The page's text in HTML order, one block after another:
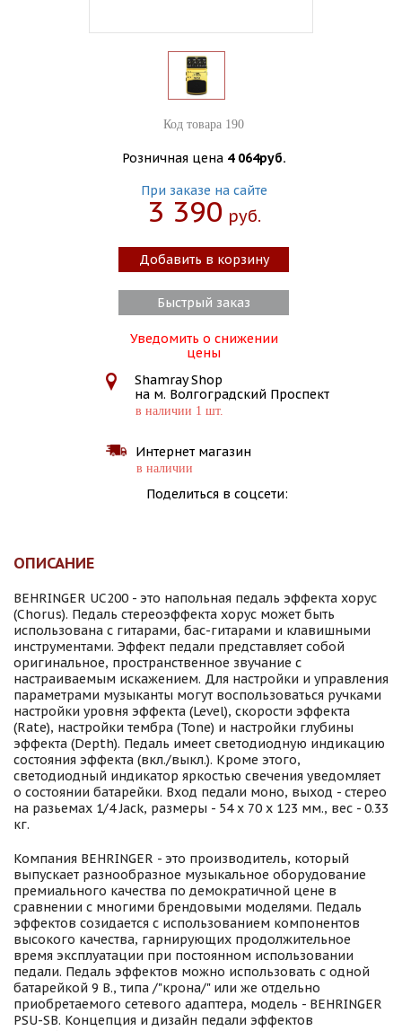
Код товара 190
Розничная цена 4 064руб.
При заказе на сайте
3 390 Руб.
Добавить в корзину
Быстрый заказ
Уведомить о снижении
цены
Shamray Shop
на м. Волгоградский Проспект
в наличии 1 шт.
Интернет магазин
в наличии
Поделиться в соцсети:
ОПИСАНИЕ
BEHRINGER UC200 - это напольная педаль эффекта хорус
(Chorus). Педаль стереоэффекта хорус может быть
использована с гитарами, бас-гитарами и клавишными
инструментами. Эффект педали представляет собой
оригинальное, пространственное звучание с
настраиваемым искажением. Для настройки и управления
параметрами музыканты могут воспользоваться ручками
настройки уровня эффекта (Level), скорости эффекта
(Rate), настройки тембра (Tone) и настройки глубины
эффекта (Depth). Педаль имеет светодиодную индикацию
состояния эффекта (вкл./выкл.). Кроме этого,
светодиодный индикатор яркостью свечения уведомляет
о состоянии батарейки. Вход педали моно, выход - стерео
на разьемах 1/4 Jack, размеры - 54 x 70 x 123 мм., вес - 0.33
кг.
Компания BEHRINGER - это производитель, который
выпускает разнообразное музыкальное оборудование
премиального качества по демократичной цене в
сравнении с многими брендовыми моделями. Педаль
эффектов созидается с использованием компонентов
высокого качества, гарнирующих продолжительное
время эксплуатации при постоянном использовании
педали. Педаль эффектов можно использовать с одной
батарейкой 9 В., типа /"крона/" или же отдельно
приобретаемого сетевого адаптера, модель - BEHRINGER
PSU-SB. Концепция и дизайн педали эффектов